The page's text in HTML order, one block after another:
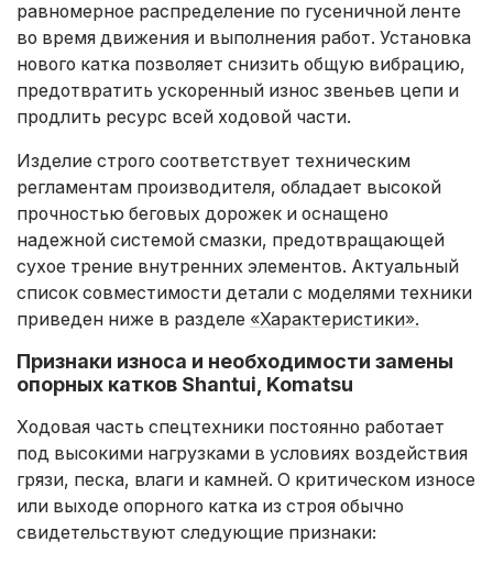
равномерное распределение по гусеничной ленте
во время движения и выполнения работ. Установка
нового катка позволяет снизить общую вибрацию,
предотвратить ускоренный износ звеньев цепи и
продлить ресурс всей ходовой части.
Изделие строго соответствует техническим
регламентам производителя, обладает высокой
прочностью беговых дорожек и оснащено
надежной системой смазки, предотвращающей
сухое трение внутренних элементов. Актуальный
список совместимости детали с моделями техники
приведен ниже в разделе «Характеристики».
Признаки износа и необходимости замены
опорных катков Shantui, Komatsu
Ходовая часть спецтехники постоянно работает
под высокими нагрузками в условиях воздействия
грязи, песка, влаги и камней. О критическом износе
или выходе опорного катка из строя обычно
свидетельствуют следующие признаки: